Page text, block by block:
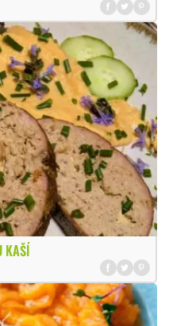
KAŠÍ